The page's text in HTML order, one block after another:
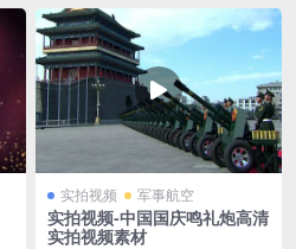
实拍视频 军事航空
实拍视频-中国国庆鸣礼炮高清
实拍视频素材